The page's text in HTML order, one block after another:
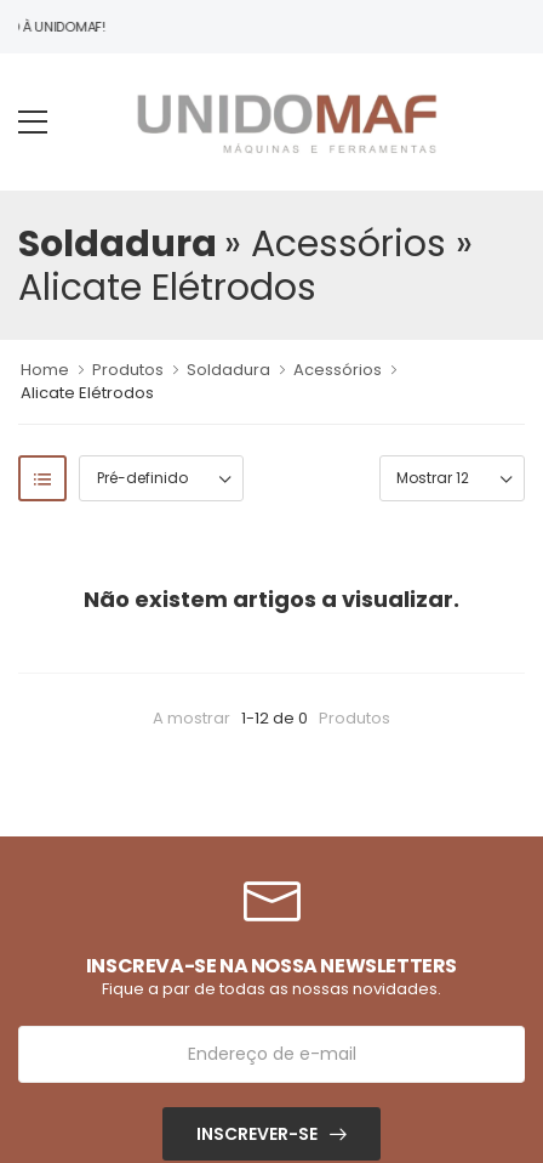
À UNIDOMAF!
Soldadura » Acessórios »
Alicate Elétrodos
Home Produtos Soldadura
Acessórios
Alicate Elétrodos
Não existem artigos a visualizar.
A mostrar 1-12 de 0 Produtos
INSCREVA-SE NA NOSSA NEWSLETTERS
Fique a par de todas as nossas novidades.
INSCREVER-SE